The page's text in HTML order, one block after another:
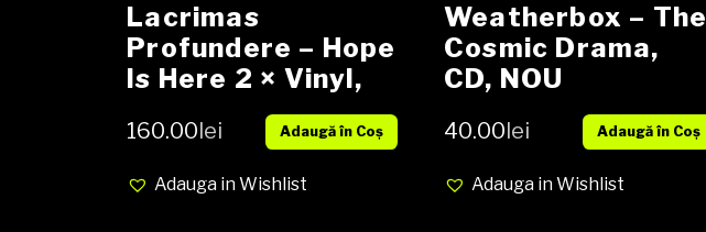
Lacrimas
Profundere ‎– Hope
Is Here 2 × Vinyl,
LP, Album CD,
Album NOU
160.00lei Adaugă în Coș
Adauga in Wishlist
Weatherbox – The
Cosmic Drama,
CD, NOU
40.00lei Adaugă în Coș
Adauga in Wishlist